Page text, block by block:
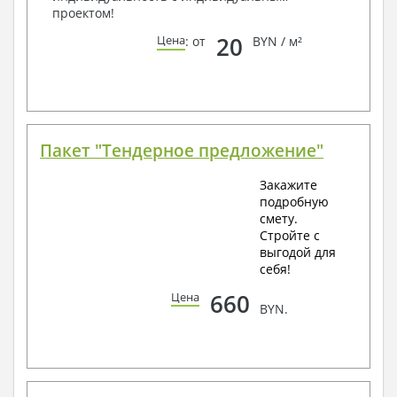
проектом!
Цена: от 20 BYN / м²
Пакет "Тендерное предложение"
Закажите
подробную
смету.
Стройте с
выгодой для
себя!
Цена 660 BYN.